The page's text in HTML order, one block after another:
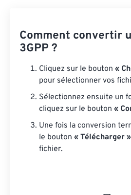
Comment convertir
3GPP ?
Cliquez sur le bouton «
pour sélectionner vos
Sélectionnez ensuite un
cliquez sur le bouton «
Une fois la conversion
le bouton « Télécharger »
fichier.